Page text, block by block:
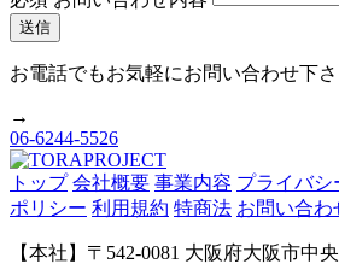
お電話でもお気軽にお問い合わせ下
→
06-6244-5526
トップ 会社概要 事業内容 プライバシ
ポリシー 利用規約 特商法 お問い合わ
【本社】〒542-0081 大阪府大阪市中